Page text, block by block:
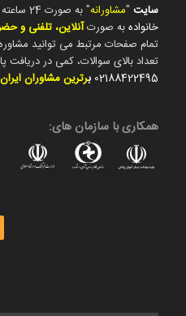
سایت"مشاورانه" به صورت 24 ساعته در زمینه های
خانوادهبه صورتآنلاین، تلفنی و
تمام صفحات مرتبط می توانید
تعداد بالای سوالات، کمی در دریافت
02188422495 برترین مشاوران ایران
همکاری با سازمان های: